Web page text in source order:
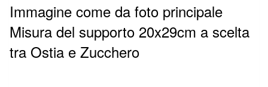
Immagine come da foto principale
Misura del supporto 20x29cm a scelta
tra Ostia e Zucchero